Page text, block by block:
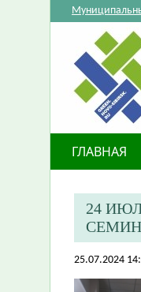
ГЛАВНАЯ
​24
25.07.2024